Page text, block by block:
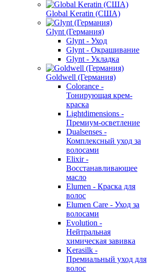
Global Keratin (США)
Glynt (Германия)
Glynt - Уход
Glynt - Окрашивание
Glynt - Укладка
Goldwell (Германия)
Colorance -
Тонирующая крем-
краска
Lightdimensions -
Премиум-осветление
Dualsenses -
Комплексный уход за
волосами
Elixir -
Восстанавливающее
масло
Elumen - Краска для
волос
Elumen Care - Уход за
волосами
Evolution -
Нейтральная
химическая завивка
Kerasilk -
Премиальный уход для
волос